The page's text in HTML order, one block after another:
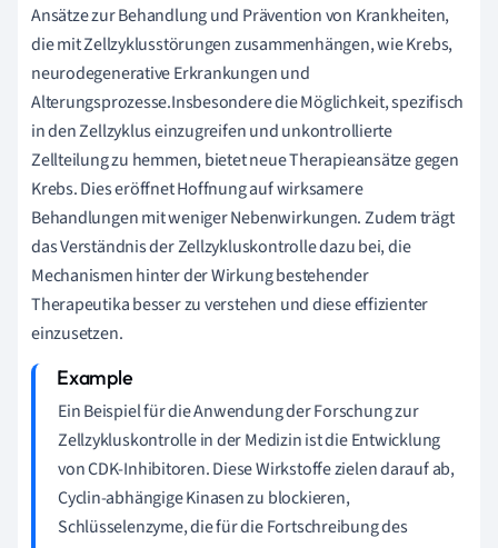
Ansätze zur Behandlung und Prävention von Krankheiten,
die mit Zellzyklusstörungen zusammenhängen, wie Krebs,
neurodegenerative Erkrankungen und
Alterungsprozesse.Insbesondere die Möglichkeit, spezifisch
in den Zellzyklus einzugreifen und unkontrollierte
Zellteilung zu hemmen, bietet neue Therapieansätze gegen
Krebs. Dies eröffnet Hoffnung auf wirksamere
Behandlungen mit weniger Nebenwirkungen. Zudem trägt
das Verständnis der Zellzykluskontrolle dazu bei, die
Mechanismen hinter der Wirkung bestehender
Therapeutika besser zu verstehen und diese effizienter
einzusetzen.
Ein Beispiel für die Anwendung der Forschung zur
Zellzykluskontrolle in der Medizin ist die Entwicklung
von CDK-Inhibitoren. Diese Wirkstoffe zielen darauf ab,
Cyclin-abhängige Kinasen zu blockieren,
Schlüsselenzyme, die für die Fortschreibung des